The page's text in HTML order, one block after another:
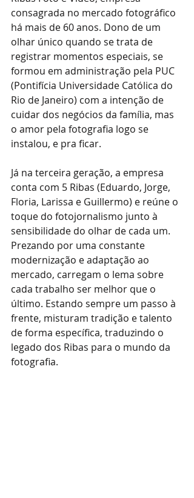
consagrada no mercado fotográfico
há mais de 60 anos. Dono de um
olhar único quando se trata de
registrar momentos especiais, se
formou em administração pela PUC
(Pontifícia Universidade Católica do
Rio de Janeiro) com a intenção de
cuidar dos negócios da família, mas
o amor pela fotografia logo se
instalou, e pra ficar.
Já na terceira geração, a empresa
conta com 5 Ribas (Eduardo, Jorge,
Floria, Larissa e Guillermo) e reúne o
toque do fotojornalismo junto à
sensibilidade do olhar de cada um.
Prezando por uma constante
modernização e adaptação ao
mercado, carregam o lema sobre
cada trabalho ser melhor que o
último. Estando sempre um passo à
frente, misturam tradição e talento
de forma específica, traduzindo o
legado dos Ribas para o mundo da
fotografia.